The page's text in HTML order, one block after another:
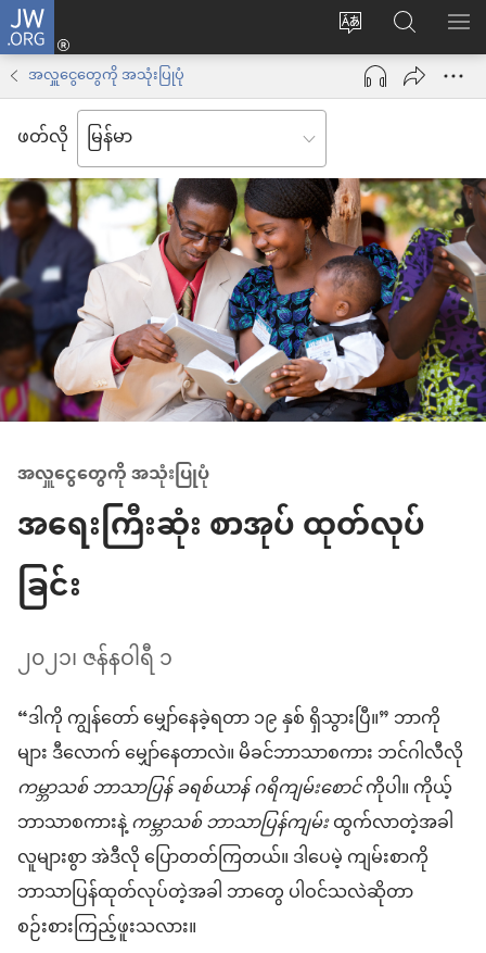
JW.ORG
ဝ
က်
ဘာသာစကား
ကို
ပြောင်း
ပါ
Log
in
(window
အသစ်
ဖွ
င့်
နေ
ပါ
တယ်)
JW.ORG
ရှာ
အလှူငွေတွေကို အသုံးပြုပုံ
ဖတ်လို
အလှူငွေတွေကို အသုံးပြုပုံ
အရေးကြီးဆုံး စာအုပ် ထုတ်လုပ်
ခြင်း
၂၀၂၁၊ ဇန်နဝါရီ ၁
“ဒါကို ကျွန်တော် မျှော်နေခဲ့ရတာ ၁၉ နှစ် ရှိသွားပြီ။” ဘာကို
များ ဒီလောက် မျှော်နေတာလဲ။ မိခင်ဘာသာစကား ဘင်ဂါလီလို
ကမ္ဘာသစ် ဘာသာပြန် ခရစ်ယာန် ဂရိကျမ်းစောင်ကိုပါ။ ကိုယ့်
ဘာသာစကားနဲ့ကမ္ဘာသစ် ဘာသာပြန်ကျမ်းထွက်လာတဲ့အခါ
လူများစွာ အဲဒီလို ပြောတတ်ကြတယ်။ ဒါပေမဲ့ ကျမ်းစာကို
ဘာသာပြန်ထုတ်လုပ်တဲ့အခါ ဘာတွေ ပါဝင်သလဲဆိုတာ
စဉ်းစားကြည့်ဖူးသလား။